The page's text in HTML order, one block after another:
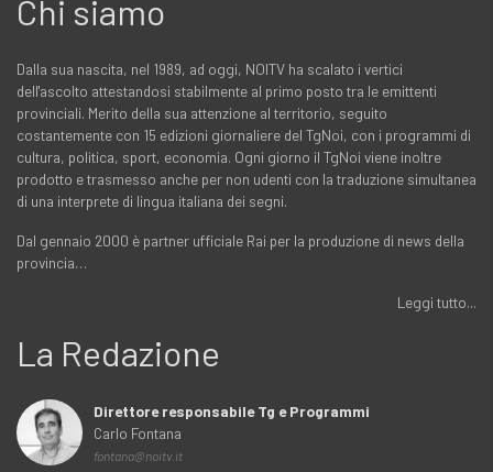
Chi siamo
Dalla sua nascita, nel 1989, ad oggi, NOITV ha scalato i vertici
dell'ascolto attestandosi stabilmente al primo posto tra le emittenti
provinciali. Merito della sua attenzione al territorio, seguito
costantemente con 15 edizioni giornaliere del TgNoi, con i programmi di
cultura, politica, sport, economia. Ogni giorno il TgNoi viene inoltre
prodotto e trasmesso anche per non udenti con la traduzione simultanea
di una interprete di lingua italiana dei segni.
Dal gennaio 2000 è partner ufficiale Rai per la produzione di news della
provincia…
Leggi tutto...
La Redazione
Direttore responsabile Tg e Programmi
Carlo Fontana
fontana@noitv.it